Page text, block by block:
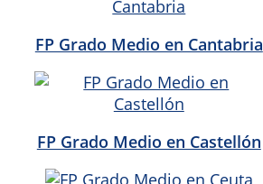
FP Grado Medio en Cantabria
FP Grado Medio en Castellón